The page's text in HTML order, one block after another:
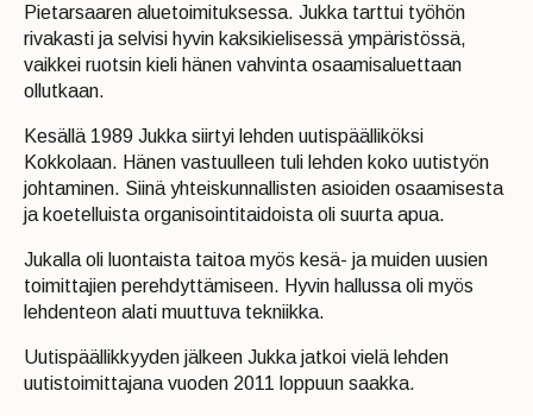
Pietarsaaren aluetoimituksessa. Jukka tarttui työhön
rivakasti ja selvisi hyvin kaksikielisessä ympäristössä,
vaikkei ruotsin kieli hänen vahvinta osaamisaluettaan
ollutkaan.
Kesällä 1989 Jukka siirtyi lehden uutispäälliköksi
Kokkolaan. Hänen vastuulleen tuli lehden koko uutistyön
johtaminen. Siinä yhteiskunnallisten asioiden osaamisesta
ja koetelluista organisointitaidoista oli suurta apua.
Jukalla oli luontaista taitoa myös kesä- ja muiden uusien
toimittajien perehdyttämiseen. Hyvin hallussa oli myös
lehdenteon alati muuttuva tekniikka.
Uutispäällikkyyden jälkeen Jukka jatkoi vielä lehden
uutistoimittajana vuoden 2011 loppuun saakka.